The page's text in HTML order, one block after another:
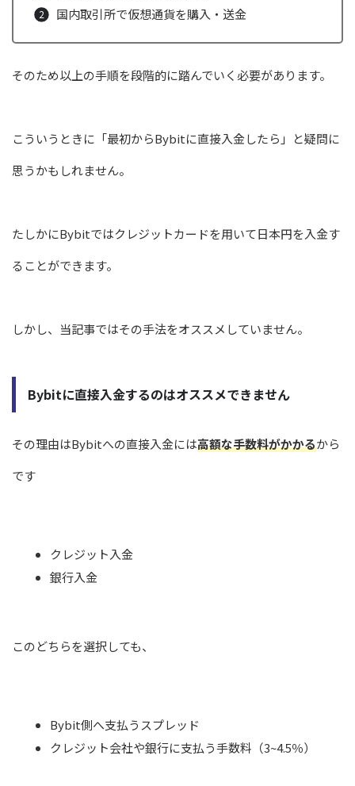
国内取引所で仮想通貨を購入・送金
そのため以上の手順を段階的に踏んでいく必要があります。
こういうときに「最初からBybitに直接入金したら」と疑問に
思うかもしれません。
たしかにBybitではクレジットカードを用いて日本円を入金す
ることができます。
しかし、当記事ではその手法をオススメしていません。
Bybitに直接入金するのはオススメできません
その理由はBybitへの直接入金には高額な手数料がかかるから
です
クレジット入金
銀行入金
このどちらを選択しても、
Bybit側へ支払うスプレッド
クレジット会社や銀行に支払う手数料（3~4.5％）